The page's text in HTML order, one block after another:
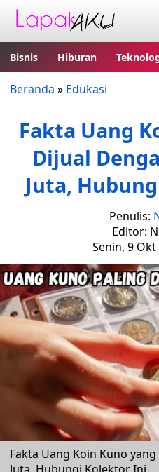
Bisnis Hiburan
Beranda » Edukasi
Fakta Uang
Dijual
Juta,
Penulis:
Editor:
Senin, 9 Okt
Fakta Uang Koin Kuno